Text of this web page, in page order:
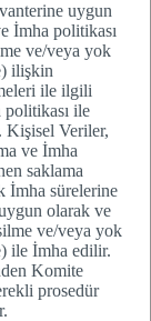
uygun
İmha politikası
ve/veya yok
ilişkin
ile ilgili
ile
Kişisel Veriler,
ve İmha
saklama
İmha sürelerine
olarak ve
ve/veya yok
ile İmha edilir.
Komite
prosedür